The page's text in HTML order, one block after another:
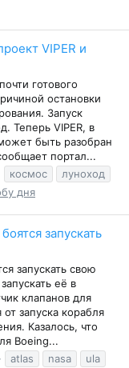
VIPER и
готового
остановки
Запуск
Теперь VIPER, в
быть разобран
портал...
космос
луноход
дня
запускать
запускать свою
её в
клапанов для
от запуска корабля
Казалось, что
Boeing...
atlas nasa
ula